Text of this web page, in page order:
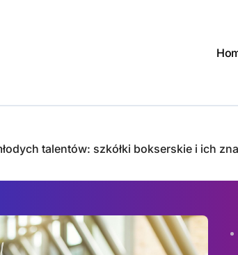
talentów: szkółki bokserskie i ich